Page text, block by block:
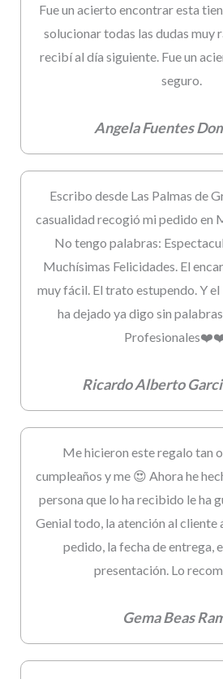
Fue un acierto encontrar esta
solucionar todas las dudas muy
recibí al día siguiente. Fue un
seguro.
Angela Fuentes
Escribo desde Las Palmas de
casualidad recogió mi pedido en
No tengo palabras:
Muchísimas Felicidades. El
muy fácil. El trato estupendo. Y
ha dejado ya digo sin
Ricardo Alberto
Me hicieron este regalo tan
cumpleaños y me 😍 Ahora he
persona que lo ha recibido le ha
Genial todo, la atención al cliente
pedido, la fecha de entrega,
presentación. Lo
Gema Beas